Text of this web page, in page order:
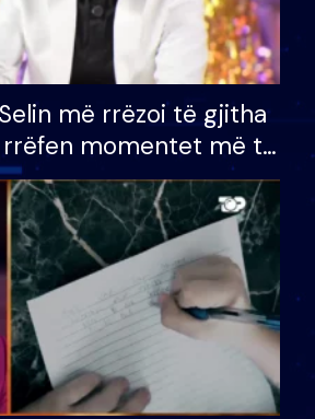
më rrëzoi të gjitha
rrëfen momentet më të
e BB VIP: Do më
e mëngjesit kur…